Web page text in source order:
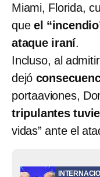
Miami, Florida,
que el
ataque iraní.
Incluso, al
dejó
portaaviones,
tripulantes
vidas” ante el